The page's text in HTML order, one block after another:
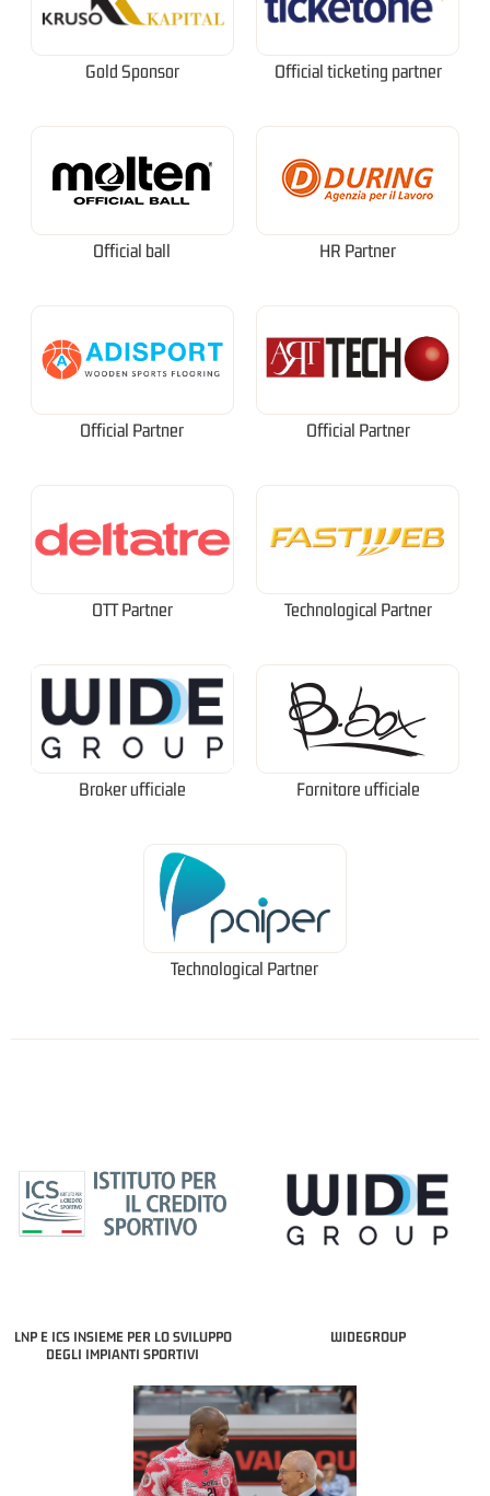
Gold Sponsor Official ticketing partner
Official ball HR Partner
Official Partner Official Partner
OTT Partner Technological Partner
Broker ufficiale Fornitore ufficiale
Technological Partner
LNP E ICS INSIEME PER LO SVILUPPO
DEGLI IMPIANTI SPORTIVI
WIDEGROUP